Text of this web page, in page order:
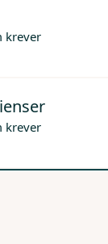
krever
krever